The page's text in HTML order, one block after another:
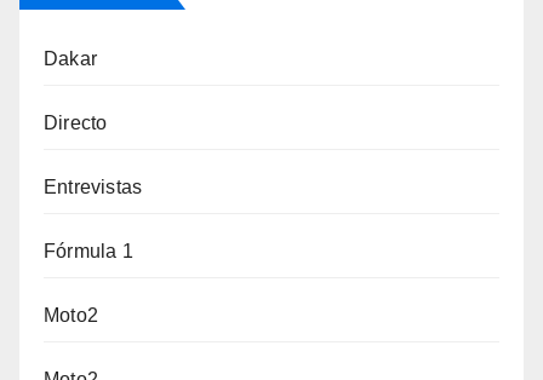
Dakar
Directo
Entrevistas
Fórmula 1
Moto2